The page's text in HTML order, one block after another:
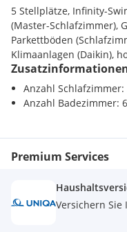
Besichtigungen.
5 Stellplätze, Infinity-
(Master-Schlafzimmer),
Parkettböden
Klimaanlagen (Daikin),
Anzahl Schlafzimmer:
Anzahl Badezimmer:
Premium Services
Versichern